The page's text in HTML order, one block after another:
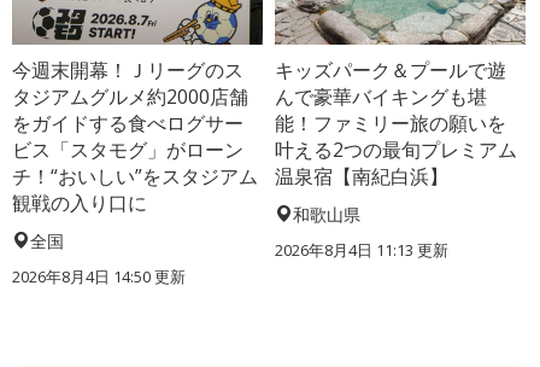
今週末開幕！Ｊリーグのス
タジアムグルメ約2000店舗
をガイドする食べログサー
ビス「スタモグ」がローン
チ！“おいしい”をスタジアム
観戦の入り口に
全国
2026年8月4日 14:50更新
キッズパーク＆プールで遊
んで豪華バイキングも堪
能！ファミリー旅の願いを
叶える2つの最旬プレミアム
温泉宿【南紀白浜】
和歌山県
2026年8月4日 11:13 更新